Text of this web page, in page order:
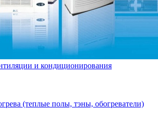
и кондиционирования
(теплые полы, тэны, обогреватели)